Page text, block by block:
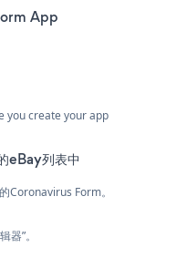
App
you create your app
eBay列表中
Coronavirus Form。
”。